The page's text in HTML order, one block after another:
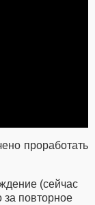
проработать
(сейчас
за повторное